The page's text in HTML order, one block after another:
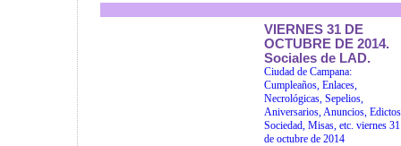
VIERNES 31 DE
OCTUBRE DE 2014.
Sociales de LAD.
Ciudad de Campana:
Cumpleaños, Enlaces,
Necrológicas, Sepelios,
Aniversarios, Anuncios,
Sociedad, Misas, etc. viernes 31
de octubre de 2014